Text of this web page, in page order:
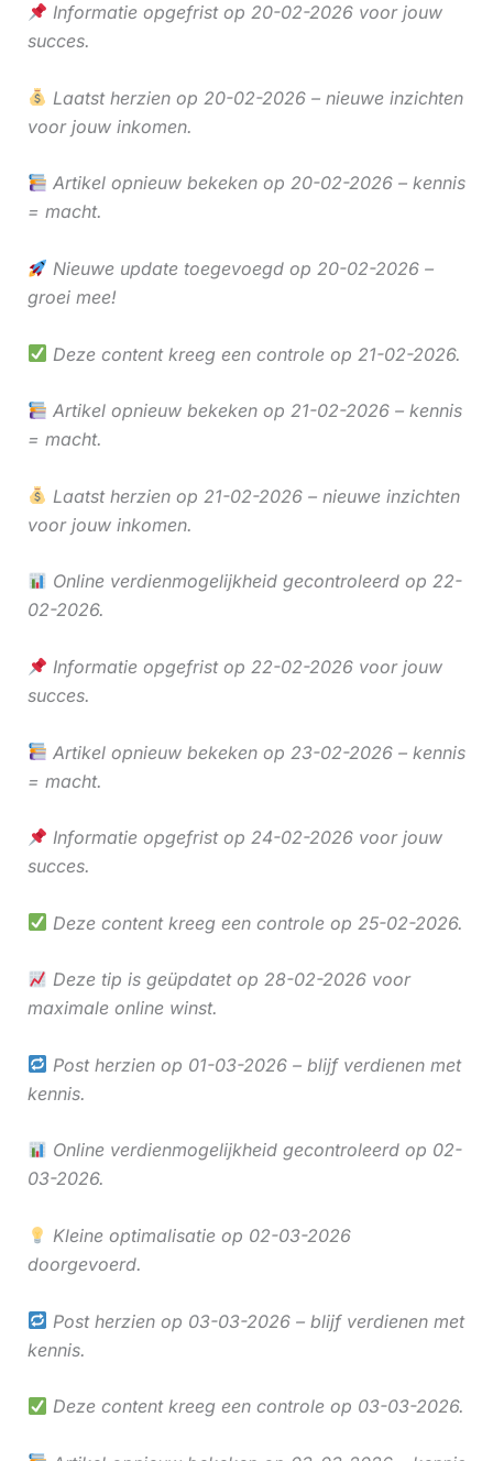
Informatie opgefrist op 20-02-2026 voor jouw
succes.
Laatst herzien op 20-02-2026 – nieuwe inzichten
voor jouw inkomen.
Artikel opnieuw bekeken op 20-02-2026 – kennis
= macht.
Nieuwe update toegevoegd op 20-02-2026 –
groei mee!
Deze content kreeg een controle op 21-02-2026.
Artikel opnieuw bekeken op 21-02-2026 – kennis
= macht.
Laatst herzien op 21-02-2026 – nieuwe inzichten
voor jouw inkomen.
Online verdienmogelijkheid gecontroleerd op 22-
02-2026.
Informatie opgefrist op 22-02-2026 voor jouw
succes.
Artikel opnieuw bekeken op 23-02-2026 – kennis
= macht.
Informatie opgefrist op 24-02-2026 voor jouw
succes.
Deze content kreeg een controle op 25-02-2026.
Deze tip is geüpdatet op 28-02-2026 voor
maximale online winst.
Post herzien op 01-03-2026 – blijf verdienen met
kennis.
Online verdienmogelijkheid gecontroleerd op 02-
03-2026.
Kleine optimalisatie op 02-03-2026
doorgevoerd.
Post herzien op 03-03-2026 – blijf verdienen met
kennis.
Deze content kreeg een controle op 03-03-2026.